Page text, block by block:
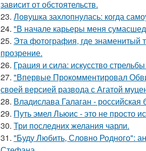
зависит от обстоятельств.
23. Ловушка захлопнулась: когда
24. "В начале карьеры меня
25. Эта фотография, где знаменитый
прозрение.
26. Грация и сила: искусство стрельбы
27. "Впервые Прокомментировал
своей версией развода с Агатой
28. Владислава Галаган -
29. Путь эмел Льюис - это не просто
30. Три последних желания чарли.
31. "Буду Любить, Словно Родного":